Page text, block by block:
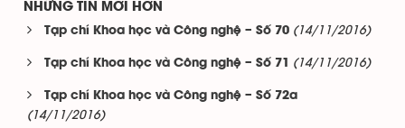
NHỮNG TIN MỚI HƠN
Tạp chí Khoa học và Công nghệ – Số 70 (14/11/2016)
Tạp chí Khoa học và Công nghệ – Số 71 (14/11/2016)
Tạp chí Khoa học và Công nghệ – Số 72a
(14/11/2016)